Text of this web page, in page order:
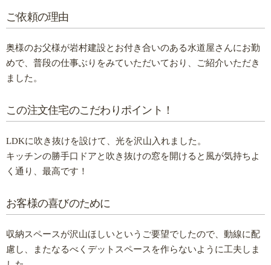
ご依頼の理由
奥様のお父様が岩村建設とお付き合いのある水道屋さんにお勤
めで、普段の仕事ぶりをみていただいており、ご紹介いただき
ました。
この注文住宅のこだわりポイント！
LDKに吹き抜けを設けて、光を沢山入れました。
キッチンの勝手口ドアと吹き抜けの窓を開けると風が気持ちよ
く通り、最高です！
お客様の喜びのために
収納スペースが沢山ほしいというご要望でしたので、動線に配
慮し、またなるべくデットスペースを作らないように工夫しま